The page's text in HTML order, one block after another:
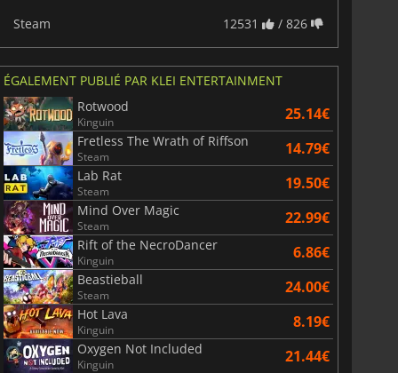
Steam
12531 / 826
ÉGALEMENT PUBLIÉ PAR KLEI ENTERTAINMENT
Rotwood
Kinguin 25.14€
Fretless The Wrath of Riffson
Steam 14.79€
Lab Rat
Steam 19.50€
Mind Over Magic
Steam 22.99€
Rift of the NecroDancer
Kinguin 6.86€
Beastieball
Steam 24.00€
Hot Lava
Kinguin 8.19€
Oxygen Not Included
Kinguin 21.44€